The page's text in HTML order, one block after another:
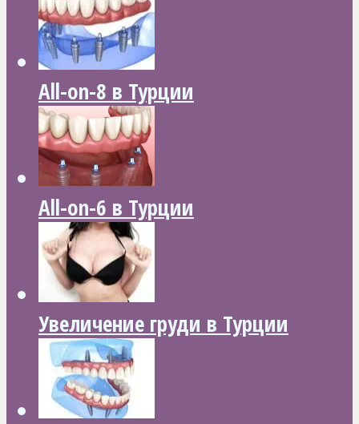
All-on-8 в Турции
All-on-6 в Турции
Увеличение груди в Турции